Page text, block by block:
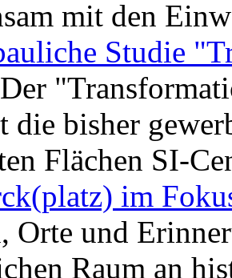
mit den
Studie
die bisher
Flächen SI-
im
Orte und
Raum an